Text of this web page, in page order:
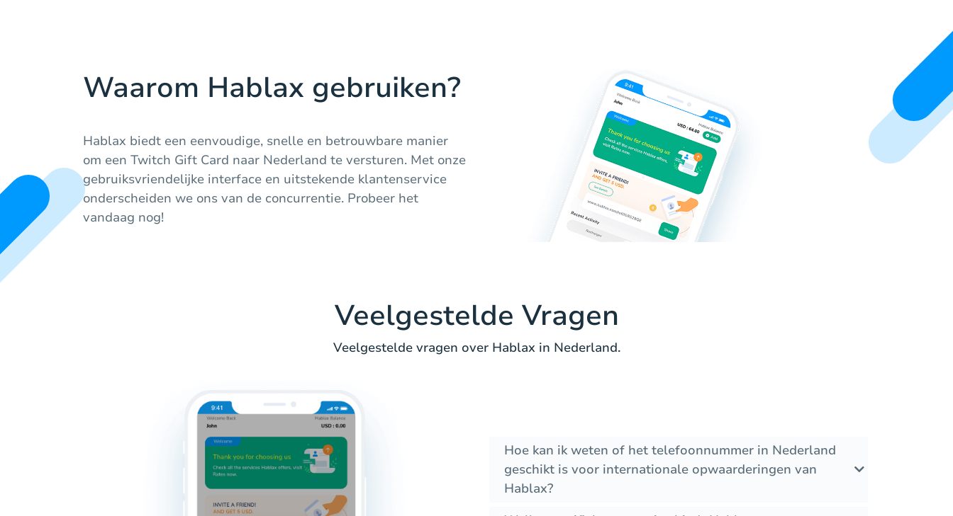
Waarom Hablax gebruiken?
Hablax biedt een eenvoudige, snelle en betrouwbare manier
om een Twitch Gift Card naar Nederland te versturen. Met onze
gebruiksvriendelijke interface en uitstekende klantenservice
onderscheiden we ons van de concurrentie. Probeer het
vandaag nog!
Veelgestelde Vragen
Veelgestelde vragen over Hablax in Nederland.
Hoe kan ik weten of het telefoonnummer in Nederland
geschikt is voor internationale opwaarderingen van
Hablax?